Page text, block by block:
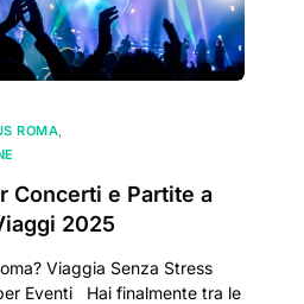
ROMA
Concerti e Partite a
2025
Viaggia Senza Stress
Eventi Hai finalmente tra le